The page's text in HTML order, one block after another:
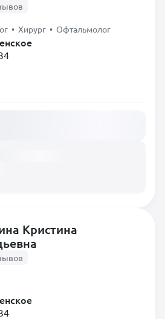
• Хирург • Офтальмолог
Кристина